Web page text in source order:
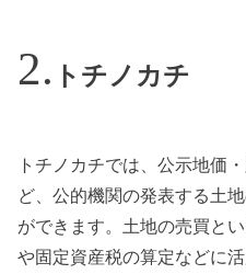
トチノカチ
トチノカチでは、公示地価
ど、公的機関の発表する土
ができます。土地の売買と
や固定資産税の算定などに